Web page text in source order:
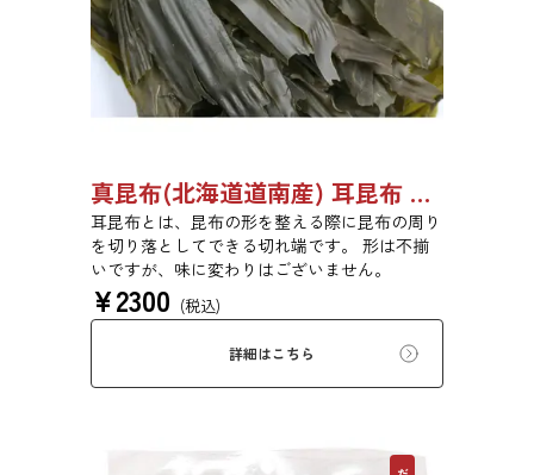
真昆布(北海道道南産) 耳昆布 漬物用 500g 【●受注生産品】03070033
耳昆布とは、昆布の形を整える際に昆布の周り
を切り落としてできる切れ端です。 形は不揃
いですが、味に変わりはございません。
¥2300 (税込)
詳細はこちら